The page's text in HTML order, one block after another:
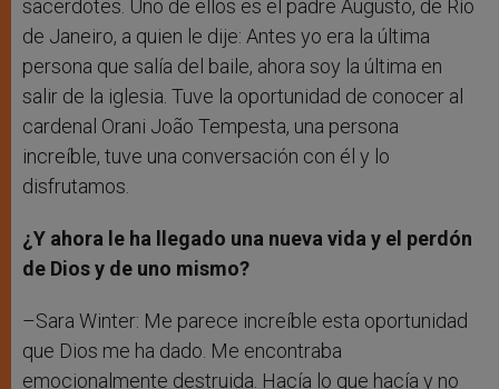
sacerdotes. Uno de ellos es el padre Augusto, de Río
de Janeiro, a quien le dije: Antes yo era la última
persona que salía del baile, ahora soy la última en
salir de la iglesia. Tuve la oportunidad de conocer al
cardenal Orani João Tempesta, una persona
increíble, tuve una conversación con él y lo
disfrutamos.
¿Y ahora le ha llegado una nueva vida y el perdón
de Dios y de uno mismo?
–Sara Winter: Me parece increíble esta oportunidad
que Dios me ha dado. Me encontraba
emocionalmente destruida. Hacía lo que hacía y no